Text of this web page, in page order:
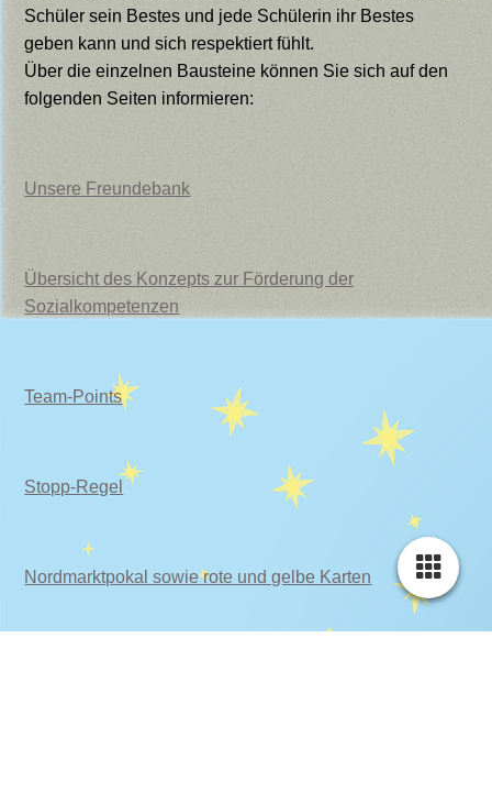
Schüler sein Bestes und jede Schülerin ihr Bestes
geben kann und sich respektiert fühlt.
Über die einzelnen Bausteine können Sie sich auf den
folgenden Seiten informieren:
Unsere Freundebank
Übersicht des Konzepts zur Förderung der
Sozialkompetenzen
Team-Points
Stopp-Regel
Nordmarktpokal sowie rote und gelbe Karten